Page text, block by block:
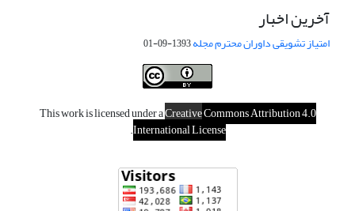
آخرین اخبار
امتیاز تشویقی داوران محترم مجله1393-09-01
This work is licensed under aCreativeCommons Attribution 4.0
International License
.